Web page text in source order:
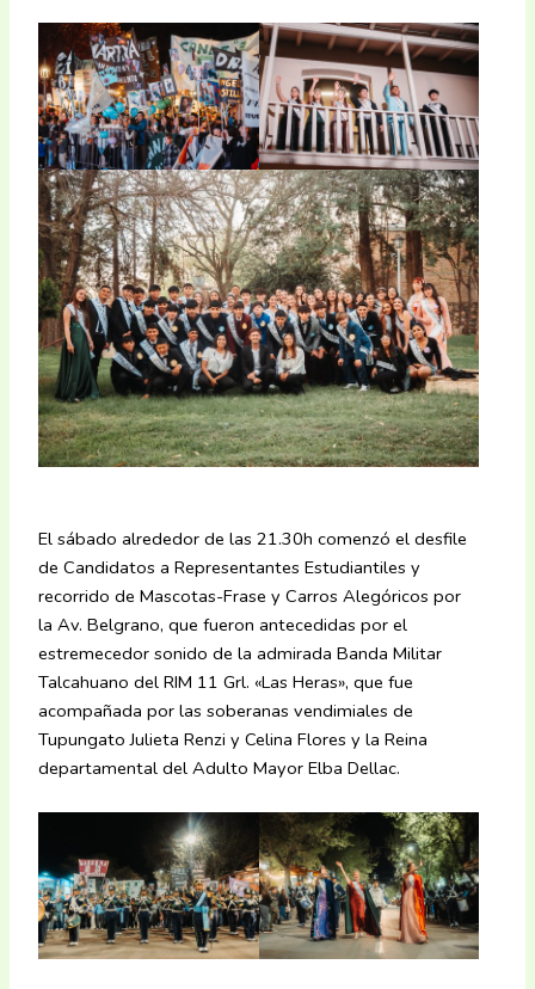
El sábado alrededor de las 21.30h comenzó el desfile
de Candidatos a Representantes Estudiantiles y
recorrido de Mascotas-Frase y Carros Alegóricos por
la Av. Belgrano, que fueron antecedidas por el
estremecedor sonido de la admirada Banda Militar
Talcahuano del RIM 11 Grl. «Las Heras», que fue
acompañada por las soberanas vendimiales de
Tupungato Julieta Renzi y Celina Flores y la Reina
departamental del Adulto Mayor Elba Dellac.